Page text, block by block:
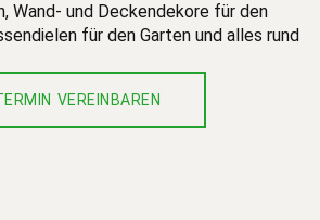
Wand- und Deckendekore für den
für den Garten und alles rund
VEREINBAREN